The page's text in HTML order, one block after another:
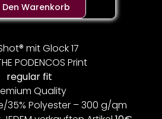
Den Warenkorb
mit Glock 17
PODENCOS Print
regular fit
Quality
35% Polyester – 300 g/qm